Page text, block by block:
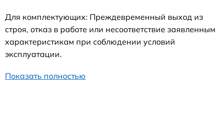
Для комплектующих: Преждевременный выход из
строя, отказ в работе или несоответствие заявленным
характеристикам при соблюдении условий
эксплуатации.
Показать полностью